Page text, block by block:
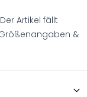
Artikel fällt
&